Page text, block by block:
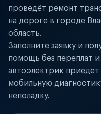
проведёт ремонт
на дороге в городе
область.
Заполните заявку и
помощь без переплат
автоэлектрик
мобильную
неполадку.